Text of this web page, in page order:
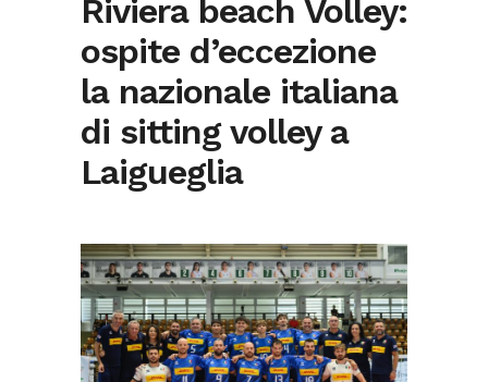
Riviera beach Volley:
ospite d’eccezione
la nazionale italiana
di sitting volley a
Laigueglia